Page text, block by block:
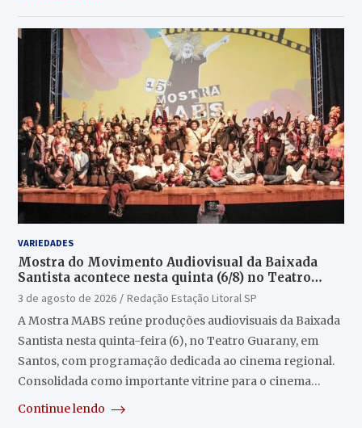
VARIEDADES
Mostra do Movimento Audiovisual da Baixada
Santista acontece nesta quinta (6/8) no Teatro
Guarany
3 de agosto de 2026
Redação Estação Litoral SP
A Mostra MABS reúne produções audiovisuais da Baixada
Santista nesta quinta-feira (6), no Teatro Guarany, em
Santos, com programação dedicada ao cinema regional.
Consolidada como importante vitrine para o cinema…
Continue lendo